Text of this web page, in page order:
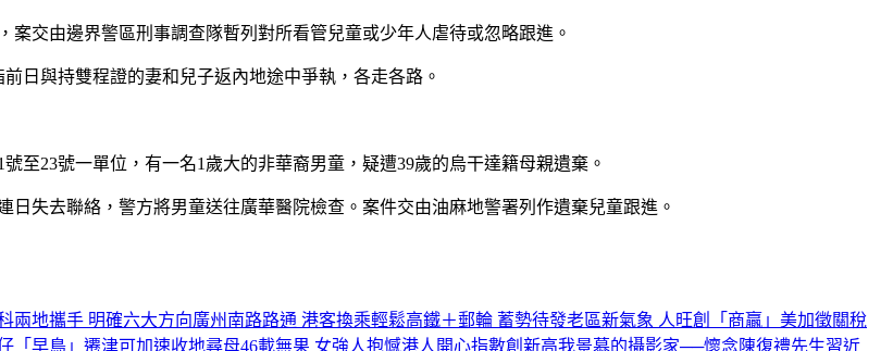
交由邊界警區刑事調查隊暫列對所看管兒童或少年人虐待或忽略跟進。
日與持雙程證的妻和兒子返內地途中爭執，各走各路。
至23號一單位，有一名1歲大的非華裔男童，疑遭39歲的烏干達籍母親遺棄。
失去聯絡，警方將男童送往廣華醫院檢查。案件交由油麻地警署列作遺棄兒童跟進。
兩地攜手 明確六大方向廣州南路路通 港客換乘輕鬆高鐵＋郵輪 蓄勢待發老區新氣象 人旺創「商贏」 美加徵關稅
「早鳥」遷津可加速收地尋母46載無果 女強人抱憾港人開心指數創新高我景慕的攝影家──懷念陳復禮先生習近